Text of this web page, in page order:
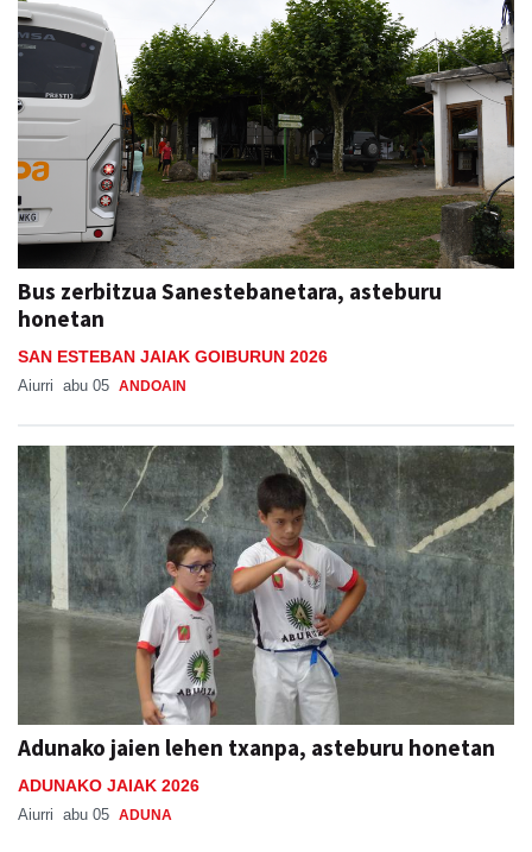
Bus zerbitzua Sanestebanetara, asteburu
honetan
SAN ESTEBAN JAIAK GOIBURUN 2026
Aiurri abu 05 ANDOAIN
Adunako jaien lehen txanpa, asteburu honetan
ADUNAKO JAIAK 2026
Aiurri abu 05 ADUNA